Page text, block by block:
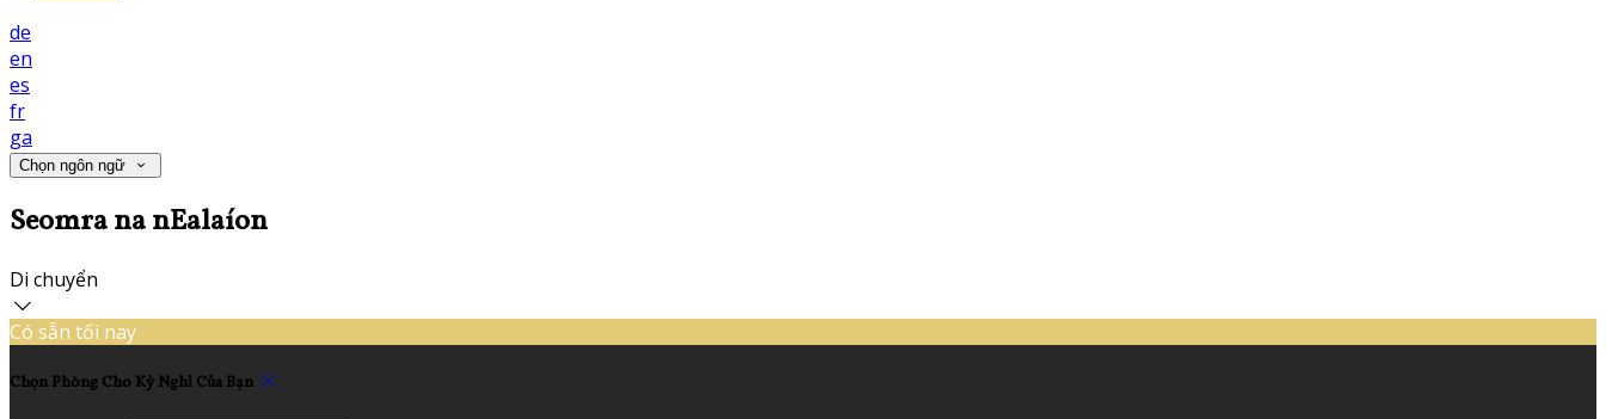
de
en
es
fr
ga
Chọn ngôn ngữ
Seomra na nEalaíon
Di chuyển
Có sẵn tối nay
Chọn Phòng Cho Kỳ Nghỉ Của Bạn